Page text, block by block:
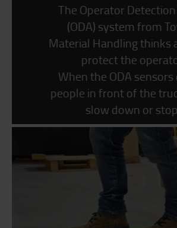
The Operator
(ODA) system from
Material Handling thinks
protect the
When the ODA
people in front of the
slow down or